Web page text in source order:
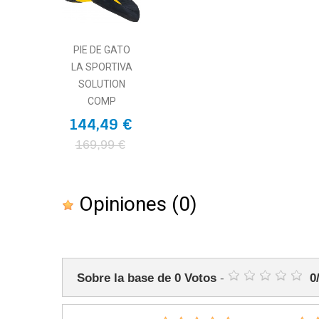
PIE DE GATO
LA SPORTIVA
SOLUTION
COMP
144,49 €
169,99 €
Opiniones (0)
Sobre la base de 0 Votos - 0/